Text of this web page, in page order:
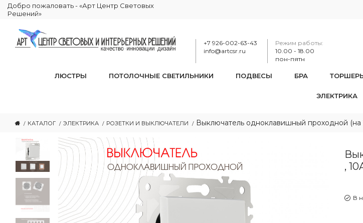
Добро пожаловать - «Арт Центр Световых
Решений»
+7 926-002-63-43
info@artcsr.ru
Режим работы:
10.00 - 18.00
пон-пятн
ЛЮСТРЫ ПОТОЛОЧНЫЕ СВЕТИЛЬНИКИ ПОДВЕСЫ БРА
ЭЛЕКТРИКА
КАТАЛОГ ЭЛЕКТРИКА РОЗЕТКИ И ВЫКЛЮЧАТЕЛИ Выключатель одноклавишный проходной (на
,
В